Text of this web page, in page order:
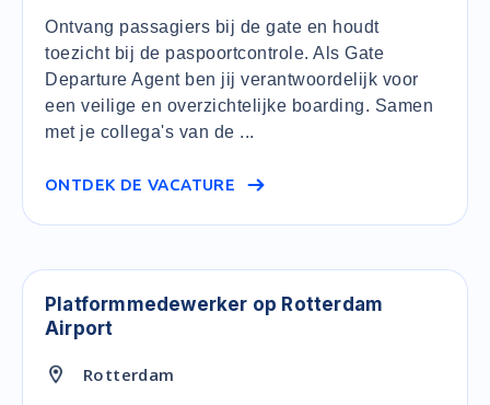
Ontvang passagiers bij de gate en houdt
toezicht bij de paspoortcontrole. Als Gate
Departure Agent ben jij verantwoordelijk voor
een veilige en overzichtelijke boarding. Samen
met je collega's van de ...
ONTDEK DE VACATURE
Platformmedewerker op Rotterdam
Airport
Rotterdam